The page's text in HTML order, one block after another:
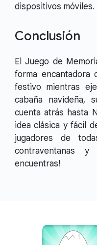
dispositivos móviles.
Conclusión
El Juego de
forma encantadora
festivo mientras
cabaña navideña,
cuenta atrás hasta
idea clásica y fácil
jugadores de
contraventanas
encuentras!